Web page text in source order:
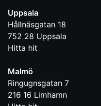
Uppsala
Hållnäsgatan 18
752 28 Uppsala
Hitta hit
Malmö
Ringugnsgatan 7
216 16 Limhamn